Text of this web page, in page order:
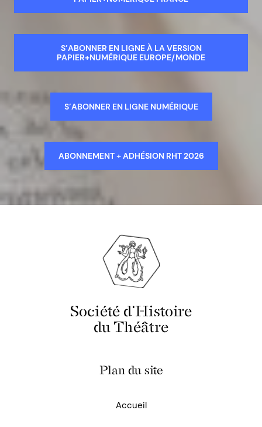
S’ABONNER EN LIGNE À LA VERSION
PAPIER+NUMÉRIQUE EUROPE/MONDE
S’ABONNER EN LIGNE NUMÉRIQUE
ABONNEMENT + ADHÉSION RHT 2026
Société d'Histoire
du Théâtre
Plan du site
Accueil